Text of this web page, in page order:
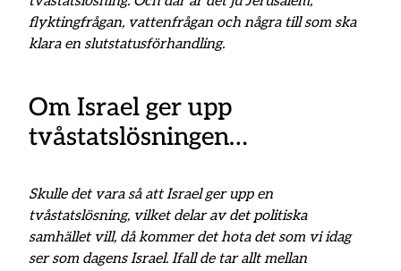
flyktingfrågan, vattenfrågan och några till som ska
klara en slutstatusförhandling.
Om Israel ger upp
tvåstatslösningen…
Skulle det vara så att Israel ger upp en
tvåstatslösning, vilket delar av det politiska
samhället vill, då kommer det hota det som vi idag
ser som dagens Israel. Ifall de tar allt mellan